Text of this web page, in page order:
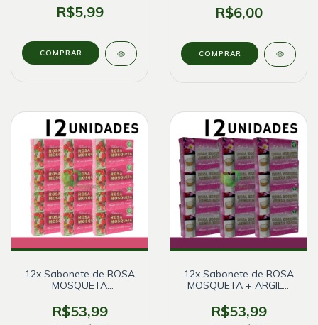
R$5,99
Bionature
R$6,00
12x Sabonete de ROSA
MOSQUETA
R$53,99
12x Sabonete de ROSA
MOSQUETA + ARGILA
R$53,99